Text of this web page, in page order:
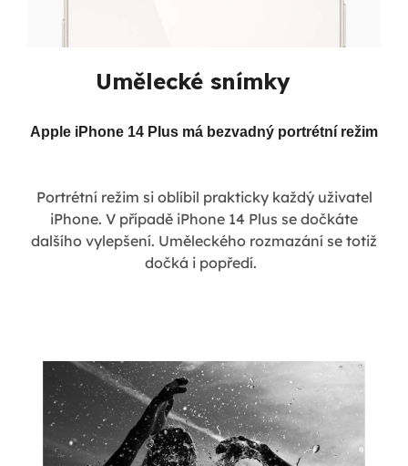
Umělecké snímky
Apple iPhone 14 Plus má bezvadný portrétní režim
Portrétní režim si oblíbil prakticky každý uživatel
iPhone. V případě iPhone 14 Plus se dočkáte
dalšího vylepšení. Uměleckého rozmazání se totiž
dočká i popředí.